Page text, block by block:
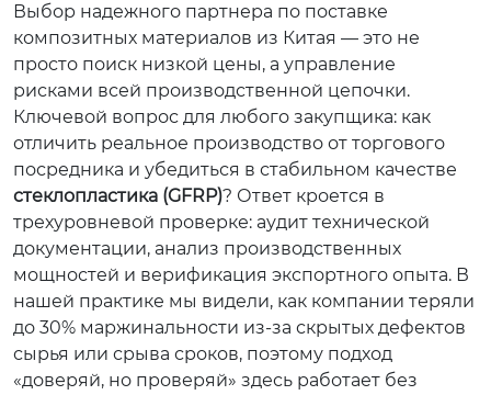
Выбор надежного партнера по поставке
композитных материалов из Китая — это не
просто поиск низкой цены, а управление
рисками всей производственной цепочки.
Ключевой вопрос для любого закупщика: как
отличить реальное производство от торгового
посредника и убедиться в стабильном качестве
стеклопластика (GFRP)? Ответ кроется в
трехуровневой проверке: аудит технической
документации, анализ производственных
мощностей и верификация экспортного опыта. В
нашей практике мы видели, как компании теряли
до 30% маржинальности из-за скрытых дефектов
сырья или срыва сроков, поэтому подход
«доверяй, но проверяй» здесь работает без